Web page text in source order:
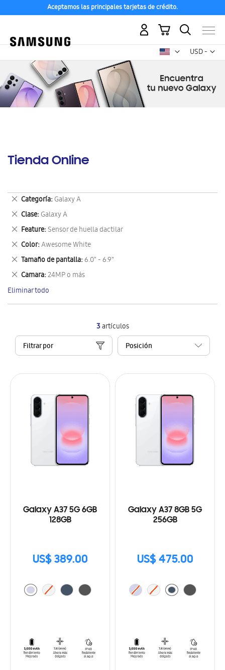
Aceptamos las principales tarjetas de crédito.
USD -
dólar
Mi carrito
Tienda Online
3artículos
Filtrar por
Galaxy A37 5G 6GB
128GB
US$ 389.00
Galaxy A37 8GB 5G
256GB
US$ 475.00
Categoría Galaxy A
Eliminar
este
artículo
Clase Galaxy A
Eliminar
este
artículo
Feature Sensor de huella dactilar
Eliminar
este
artículo
Color Awesome White
Eliminar
este
artículo
Tamaño de pantalla 6.0" - 6.9"
Eliminar
este
artículo
Camara 24MP o más
Eliminar
este
artículo
Eliminar todo